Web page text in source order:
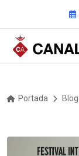
Portada Blog